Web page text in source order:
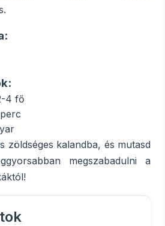
4 fő
zöldséges kalandba, és mutasd
megszabadulni a